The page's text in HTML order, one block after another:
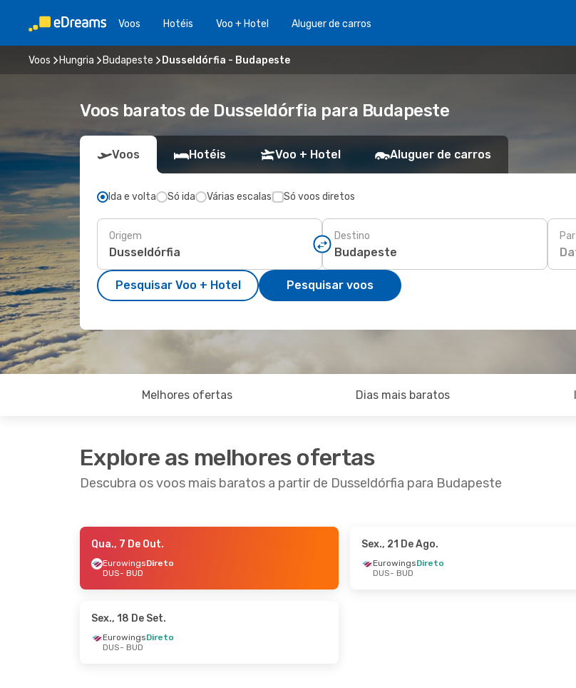
Voos Hotéis Voo + Hotel Aluguer de carros
Voos Hungria Budapeste Dusseldórfia - Budapeste
Voos baratos de Dusseldórfia para Budapeste
Voos Hotéis Voo + Hotel Aluguer de carros
Ida e volta Só ida Várias escalas Só voos diretos
Origem Destino
Pesquisar Voo + Hotel Pesquisar voos
Melhores ofertas Dias mais baratos
Explore as melhores ofertas
Descubra os voos mais baratos a partir de Dusseldórfia para Budapeste
- Sex., 16 De Out.
Qua., 7 De Out.
EurowingsDireto
DUS- BUD
Sex., 21 De Ago.
EurowingsDireto
DUS- BUD
Sex., 18 De Set.
EurowingsDireto
DUS- BUD